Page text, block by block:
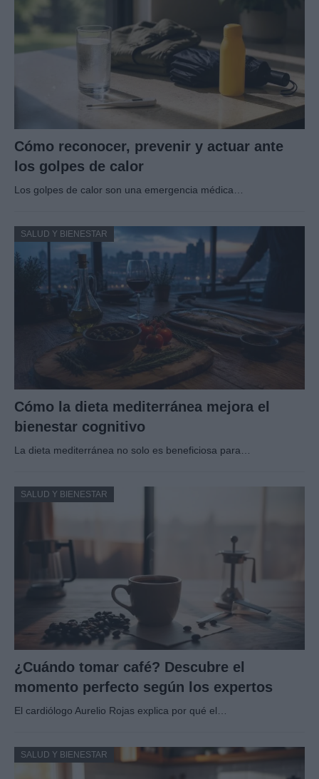
Cómo reconocer, prevenir y actuar ante
los golpes de calor
Los golpes de calor son una emergencia médica…
SALUD Y BIENESTAR
Cómo la dieta mediterránea mejora el
bienestar cognitivo
La dieta mediterránea no solo es beneficiosa para…
SALUD Y BIENESTAR
¿Cuándo tomar café? Descubre el
momento perfecto según los expertos
El cardiólogo Aurelio Rojas explica por qué el…
SALUD Y BIENESTAR